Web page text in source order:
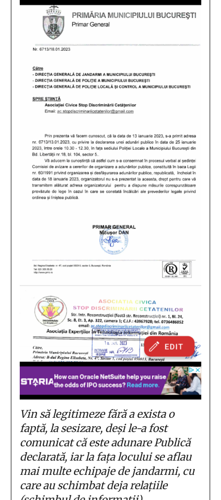
Vin să legitimeze fără a exista o
faptă, la sesizare, deși le-a fost
comunicat că este adunare Publică
declarată, iar la fața locului se aflau
mai multe echipaje de jandarmi, cu
care au schimbat deja relațiile